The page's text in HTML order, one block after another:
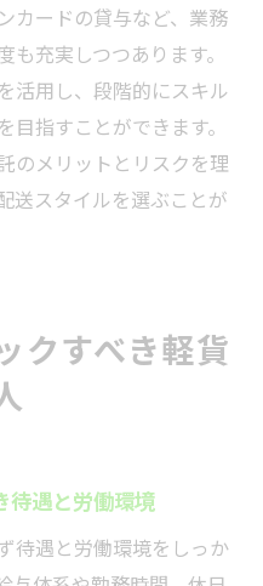
カードの貸与など、業務
充実しつつあります。
活用し、段階的にスキル
指すことができます。
のメリットとリスクを理
送スタイルを選ぶことが
クすべき軽貨
待遇と労働環境
待遇と労働環境をしっか